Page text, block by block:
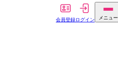
会員登録ログイン メニュー